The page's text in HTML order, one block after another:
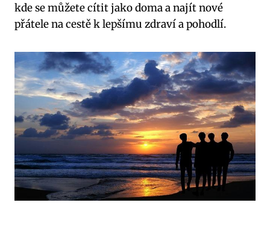
kde se můžete cítit jako doma a najít nové
přátele na cestě k lepšímu zdraví a pohodlí.